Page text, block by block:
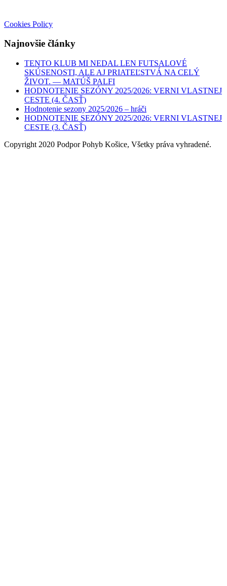
Cookies Policy
Najnovšie články
TENTO KLUB MI NEDAL LEN FUTSALOVÉ
SKÚSENOSTI, ALE AJ PRIATEĽSTVÁ NA CELÝ
ŽIVOT. — MATÚŠ PALFI
HODNOTENIE SEZÓNY 2025/2026: VERNI VLASTNEJ
CESTE (4. ČASŤ)
Hodnotenie sezony 2025/2026 – hráči
HODNOTENIE SEZÓNY 2025/2026: VERNI VLASTNEJ
CESTE (3. ČASŤ)
Copyright 2020 Podpor Pohyb Košice, Všetky práva vyhradené.